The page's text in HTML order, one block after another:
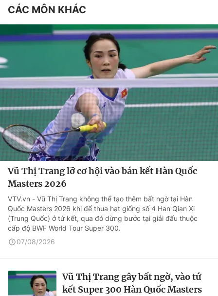
CÁC MÔN KHÁC
Vũ Thị Trang lỡ cơ hội vào bán kết Hàn Quốc
Masters 2026
VTV.vn - Vũ Thị Trang không thể tạo thêm bất ngờ tại Hàn
Quốc Masters 2026 khi để thua hạt giống số 4 Han Qian Xi
(Trung Quốc) ở tứ kết, qua đó dừng bước tại giải đấu thuộc
cấp độ BWF World Tour Super 300.
07/08/2026
Vũ Thị Trang gây bất ngờ, vào tứ
kết Super 300 Hàn Quốc Masters